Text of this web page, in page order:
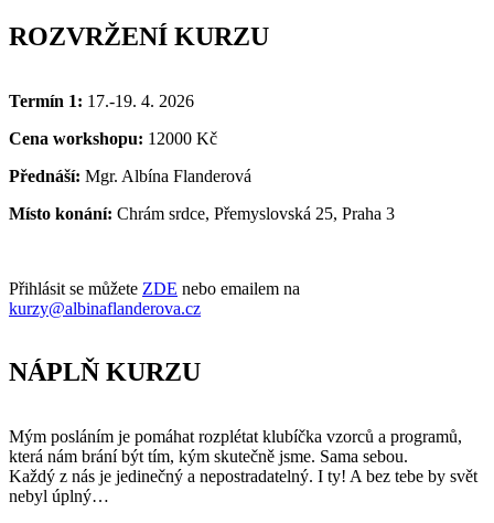
ROZVRŽENÍ KURZU
Termín 1: 17.-19. 4. 2026
Cena workshopu: 12000 Kč
Přednáší: Mgr. Albína Flanderová
Místo konání: Chrám srdce, Přemyslovská 25, Praha 3
Přihlásit se můžete ZDE nebo emailem na
kurzy@albinaflanderova.cz
NÁPLŇ KURZU
Mým posláním je pomáhat rozplétat klubíčka vzorců a programů,
která nám brání být tím, kým skutečně jsme. Sama sebou.
Každý z nás je jedinečný a nepostradatelný. I ty! A bez tebe by svět
nebyl úplný…